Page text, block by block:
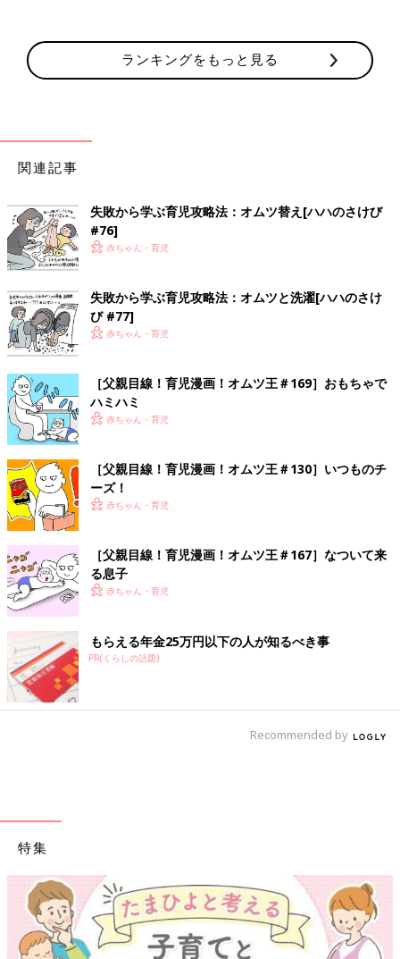
ランキングをもっと見る
関連記事
失敗から学ぶ育児攻略法：オムツ替え[ハハのさけび
#76]
赤ちゃん・育児
失敗から学ぶ育児攻略法：オムツと洗濯[ハハのさけ
び #77]
赤ちゃん・育児
［父親目線！育児漫画！オムツ王＃169］おもちゃで
ハミハミ
赤ちゃん・育児
［父親目線！育児漫画！オムツ王＃130］いつものチ
ーズ！
赤ちゃん・育児
［父親目線！育児漫画！オムツ王＃167］なついて来
る息子
赤ちゃん・育児
もらえる年金25万円以下の人が知るべき事
PR(くらしの話題)
Recommended by
特集